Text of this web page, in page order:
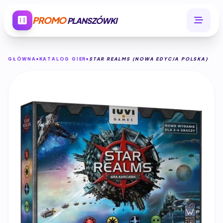
PROMOPLANSZÓWKI
GŁÓWNA KATALOG GIER STAR REALMS (NOWA EDYCJA POLSKA)